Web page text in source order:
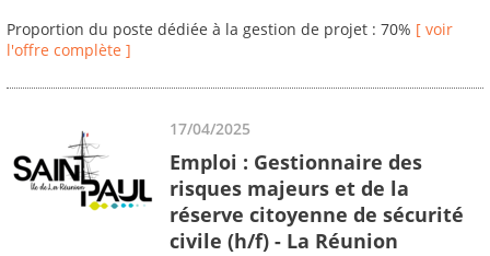
Proportion du poste dédiée à la gestion de projet : 70% [ voir
l'offre complète ]
17/04/2025
Emploi : Gestionnaire des
risques majeurs et de la
réserve citoyenne de sécurité
civile (h/f) - La Réunion